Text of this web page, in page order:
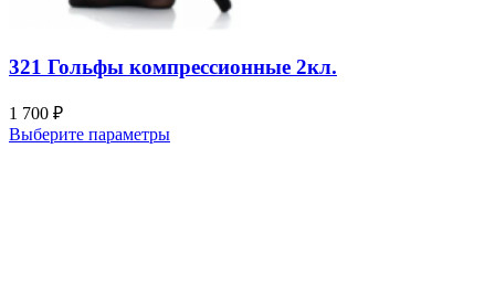
321 Гольфы компрессионные 2кл.
1 700 ₽
Выберите параметры